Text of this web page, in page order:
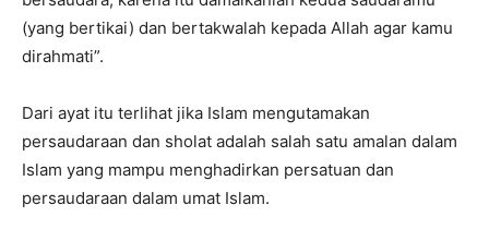
(yang bertikai) dan bertakwalah kepada Allah agar kamu
dirahmati”.
Dari ayat itu terlihat jika Islam mengutamakan
persaudaraan dan sholat adalah salah satu amalan dalam
Islam yang mampu menghadirkan persatuan dan
persaudaraan dalam umat Islam.